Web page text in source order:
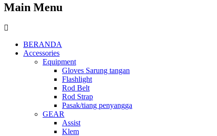
Main Menu
BERANDA
Accessories
Equipment
Gloves Sarung tangan
Flashlight
Rod Belt
Rod Strap
Pasak/tiang penyangga
GEAR
Assist
Klem